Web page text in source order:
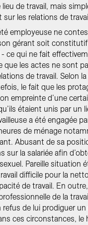
de travail, mais
les relations de travail
employeuse ne
gérant soit
ce qui ne fait
que les actes ne sont
de travail. Selon
le fait que les
empreinte d’une
étaient unis par un
a été engagée
de ménage
Abusant de sa
sur la salariée afin
Pareille situation
difficile pour la
de travail. En
de la
de lui prodiguer un
ces circonstances, le